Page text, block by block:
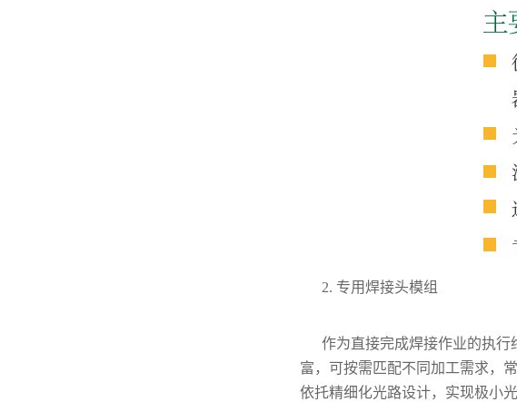
2. 专用焊接头模组
作为直接完成焊接作业的执
富，可按需匹配不同加工需求，
依托精细化光路设计，实现极小